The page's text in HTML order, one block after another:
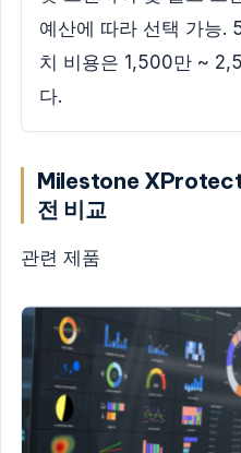
예산에 따라 선택 가능.
치 비용은 1,500만 ~
다.
Milestone
전 비교
관련 제품